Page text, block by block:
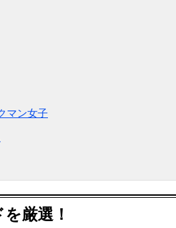
マン女子
厳選！